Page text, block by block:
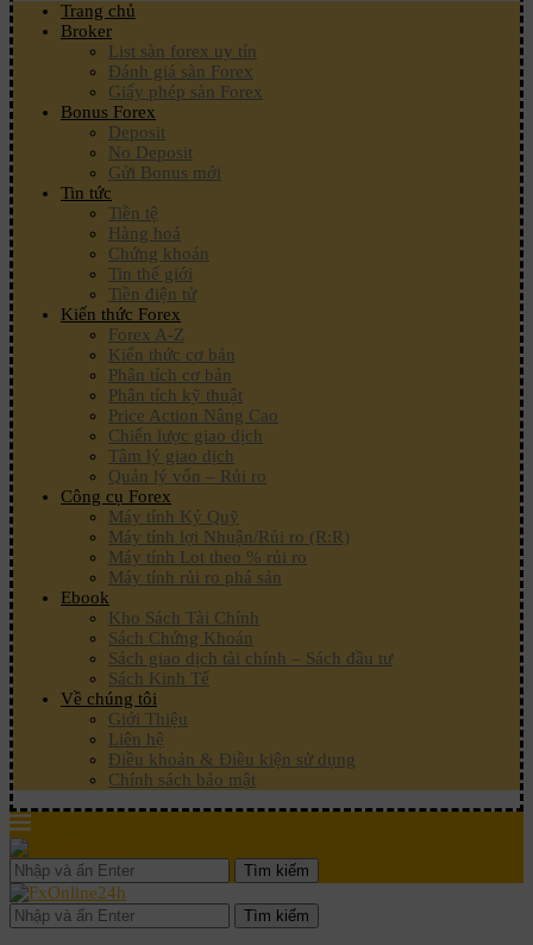
Trang chủ
Broker
List sàn forex uy tín
Đánh giá sàn Forex
Giấy phép sàn Forex
Bonus Forex
Deposit
No Deposit
Gửi Bonus mới
Tin tức
Tiền tệ
Hàng hoá
Chứng khoán
Tin thế giới
Tiền điện tử
Kiến thức Forex
Forex A-Z
Kiến thức cơ bản
Phân tích cơ bản
Phân tích kỹ thuật
Price Action Nâng Cao
Chiến lược giao dịch
Tâm lý giao dịch
Quản lý vốn – Rủi ro
Công cụ Forex
Máy tính Ký Quỹ
Máy tính lợi Nhuận/Rủi ro (R:R)
Máy tính Lot theo % rủi ro
Máy tính rủi ro phá sản
Ebook
Kho Sách Tài Chính
Sách Chứng Khoán
Sách giao dịch tài chính – Sách đầu tư
Sách Kinh Tế
Về chúng tôi
Giới Thiệu
Liên hệ
Điều khoản & Điều kiện sử dụng
Chính sách bảo mật
Tìm kiếm
Tìm kiếm